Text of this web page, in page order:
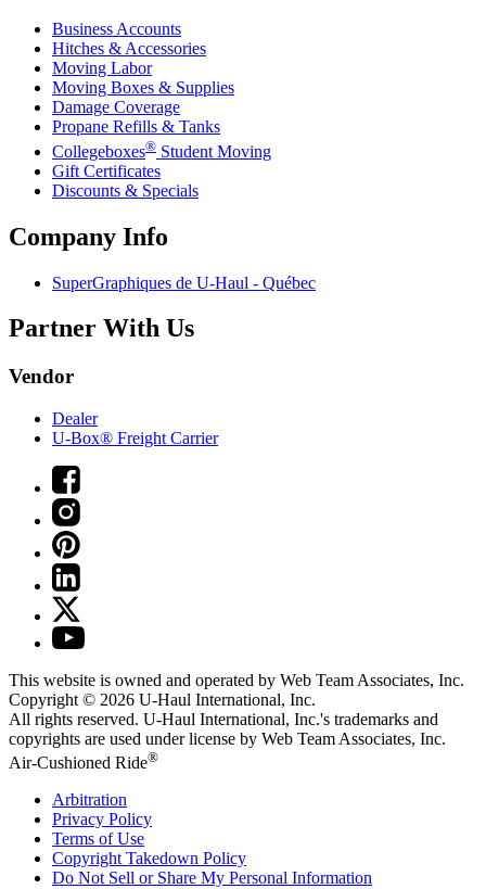
Business Accounts
Hitches & Accessories
Moving Labor
Moving Boxes & Supplies
Damage Coverage
Propane Refills & Tanks
Collegeboxes® Student Moving
Gift Certificates
Discounts & Specials
Company Info
SuperGraphiques de U-Haul - Québec
Partner With Us
Vendor
Dealer
U-Box® Freight Carrier
This website is owned and operated by Web Team Associates, Inc.
Copyright © 2026 U-Haul International, Inc.
All rights reserved. U-Haul International, Inc.'s trademarks and
copyrights are used under license by Web Team Associates, Inc.
Air-Cushioned Ride®
Arbitration
Privacy Policy
Terms of Use
Copyright Takedown Policy
Do Not Sell or Share My Personal Information